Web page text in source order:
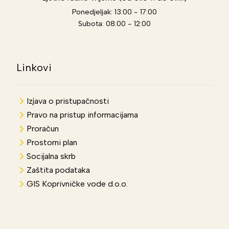
Ponedjeljak: 13:00 - 17:00
Subota: 08:00 - 12:00
Linkovi
Izjava o pristupačnosti
Pravo na pristup informacijama
Proračun
Prostorni plan
Socijalna skrb
Zaštita podataka
GIS Koprivničke vode d.o.o.